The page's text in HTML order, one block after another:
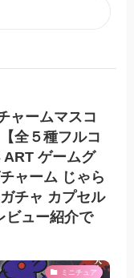
ャームマスコ
全５種フルコ
ゲームグ
ャーム じゃら
チャ カプセル
ビュー紹介で
ミニチュア